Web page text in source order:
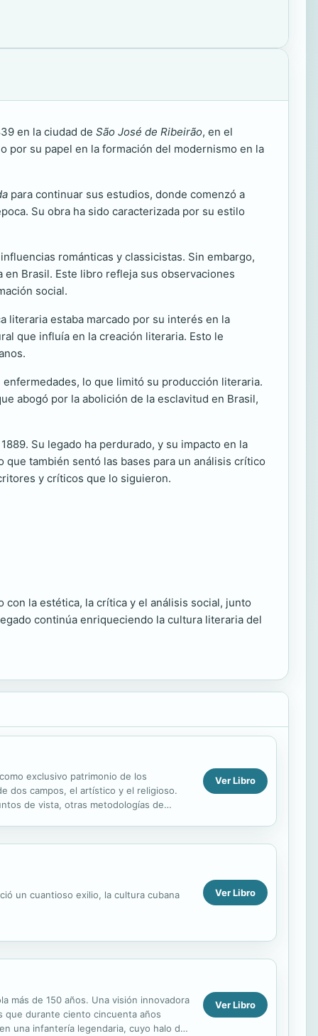
en la ciudad de São José de Ribeirão, en el
por su papel en la formación del modernismo en la
para continuar sus estudios, donde comenzó a
Su obra ha sido caracterizada por su estilo
románticas y classicistas. Sin embargo,
Brasil. Este libro refleja sus observaciones
social.
literaria estaba marcado por su interés en la
que influía en la creación literaria. Esto le
lo que limitó su producción literaria.
abogó por la abolición de la esclavitud en Brasil,
Su legado ha perdurado, y su impacto en la
también sentó las bases para un análisis crítico
y críticos que lo siguieron.
la estética, la crítica y el análisis social, junto
continúa enriqueciendo la cultura literaria del
exclusivo patrimonio de los
dos campos, el artístico y el religioso.
de vista, otras metodologías de
Ver Libro
un cuantioso exilio, la cultura cubana Ver Libro
más de 150 años. Una visión innovadora
que durante ciento cincuenta años
una infantería legendaria, cuyo halo de
Ver Libro